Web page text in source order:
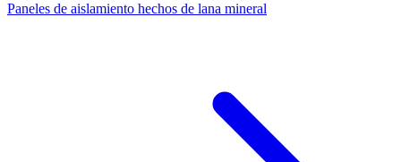
Paneles de aislamiento hechos de lana mineral